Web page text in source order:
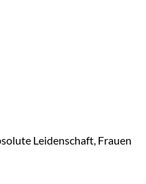
Leidenschaft, Frauen